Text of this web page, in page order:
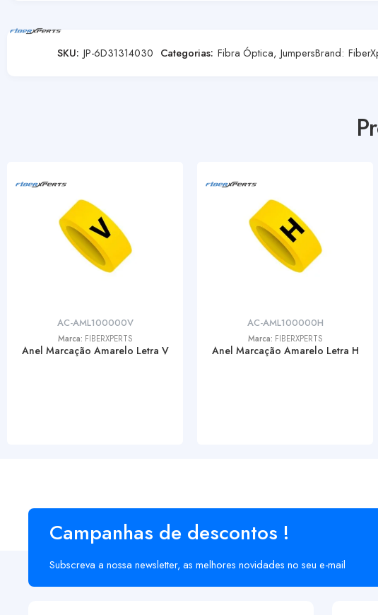
SKU: JP-6D31314030 Categorias: Fibra Óptica, JumpersBrand:
AC-AML100000V
Marca: FIBERXPERTS
Anel Marcação Amarelo Letra V
AC-AML100000H
Marca: FIBERXPERTS
Anel Marcação Amarelo Letra H
Campanhas de descontos !
Subscreva a nossa newsletter, as melhores novidades no seu e-mail